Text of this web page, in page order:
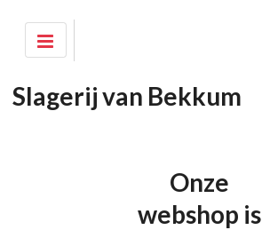
Slagerij van Bekkum
Onze
webshop is